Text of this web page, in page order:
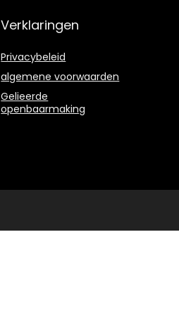
Verklaringen
Privacybeleid
algemene voorwaarden
Gelieerde
openbaarmaking